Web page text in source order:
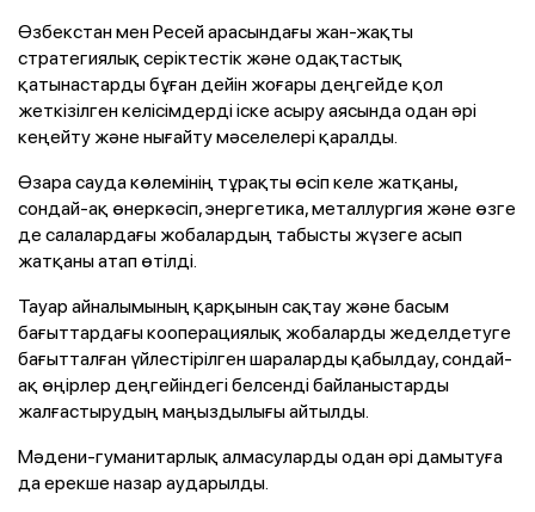
Өзбекстан мен Ресей арасындағы жан-жақты
стратегиялық серіктестік және одақтастық
қатынастарды бұған дейін жоғары деңгейде қол
жеткізілген келісімдерді іске асыру аясында одан әрі
кеңейту және нығайту мәселелері қаралды.
Өзара сауда көлемінің тұрақты өсіп келе жатқаны,
сондай-ақ өнеркәсіп, энергетика, металлургия және өзге
де салалардағы жобалардың табысты жүзеге асып
жатқаны атап өтілді.
Тауар айналымының қарқынын сақтау және басым
бағыттардағы кооперациялық жобаларды жеделдетуге
бағытталған үйлестірілген шараларды қабылдау, сондай-
ақ өңірлер деңгейіндегі белсенді байланыстарды
жалғастырудың маңыздылығы айтылды.
Мәдени-гуманитарлық алмасуларды одан әрі дамытуға
да ерекше назар аударылды.